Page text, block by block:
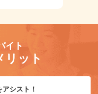
イト
リット
シスト！